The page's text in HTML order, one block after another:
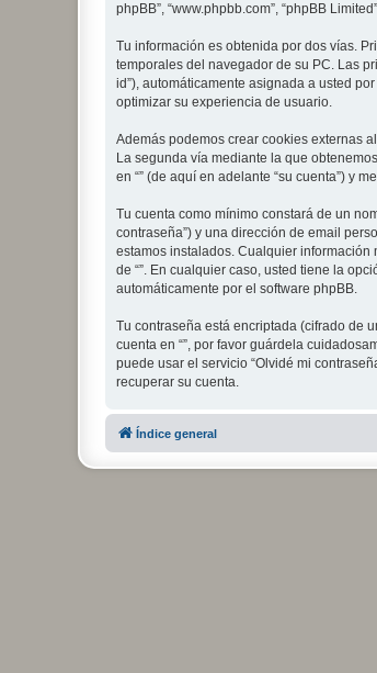
phpBB”, “www.phpbb.com”, “phpBB
Tu información es obtenida por dos vías.
temporales del navegador de su PC. Las
id”), automáticamente asignada a usted
optimizar su experiencia de usuario.
Además podemos crear cookies externas
La segunda vía mediante la que
en “” (de aquí en adelante “su cuenta”) y
Tu cuenta como mínimo constará de un
contraseña”) y una dirección de email
estamos instalados. Cualquier información
de “”. En cualquier caso, usted tiene la
automáticamente por el software phpBB.
Tu contraseña está encriptada (cifrado de
cuenta en “”, por favor guárdela
puede usar el servicio “Olvidé mi
recuperar su cuenta.
Índice general